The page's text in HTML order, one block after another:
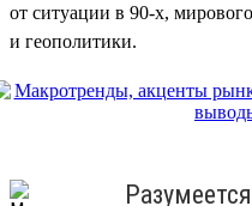
от ситуации в 90-х,
и геополитики.